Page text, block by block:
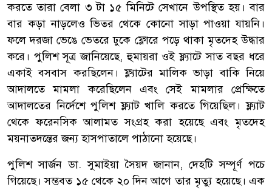
করতে তারা বেলা ৩ টা ১৫ মিনিটে সেখানে উপস্থিত হয়। বার
বার কড়া নাড়লেও ভিতর থেকে কোনো সাড়া পাওয়া যায়নি।
ফলে দরজা ভেঙে ভেতরে ঢুকে ফ্লোরে পড়ে থাকা মৃতদেহ উদ্ধার
করে। পুলিশ সূত্র জানিয়েছে, হুমায়রা ওই ফ্ল্যাটে সাত বছর ধরে
একাই বসবাস করছিলেন। ফ্ল্যাটের মালিক ভাড়া বাকি নিয়ে
আদালতে মামলা করেছিলেন এবং সেই মামলার প্রেক্ষিতে
আদালতের নির্দেশে পুলিশ ফ্ল্যাট খালি করতে গিয়েছিল। ফ্ল্যাট
থেকে ফরেনসিক আলামত সংগ্রহ করা হয়েছে এবং মৃতদেহ
ময়নাতদন্তের জন্য হাসপাতালে পাঠানো হয়েছে।
পুলিশ সার্জন ডা. সুমাইয়া সৈয়দ জানান, দেহটি সম্পূর্ণ পচে
গিয়েছে। সম্ভবত ১৫ থেকে ২০ দিন আগে তার মৃত্যু হয়েছে। এক